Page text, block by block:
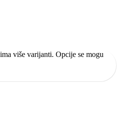
više varijanti. Opcije se mogu